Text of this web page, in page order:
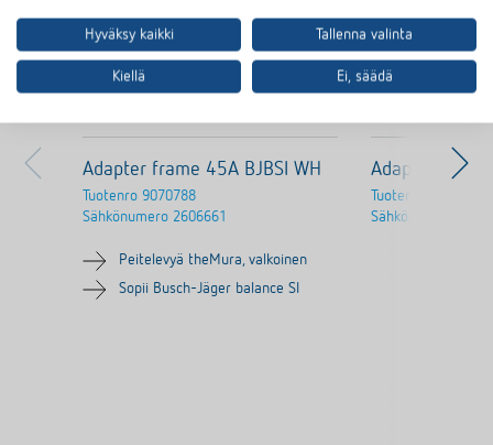
Adapter frame 45A BJBSI WH
Tuotenro 9070788
Sähkönumero 2606661
Peitelevyä theMura, valkoinen
Sopii Busch-Jäger balance SI
Adapter frame
Tuotenro
Sähkönumero
Hyväksy kaikki Tallenna valinta
Kiellä Ei, säädä